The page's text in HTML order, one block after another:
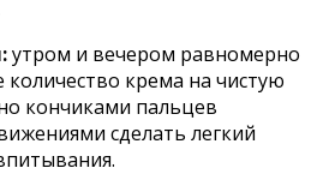
утром и вечером равномерно
количество крема на чистую
кончиками пальцев
сделать легкий